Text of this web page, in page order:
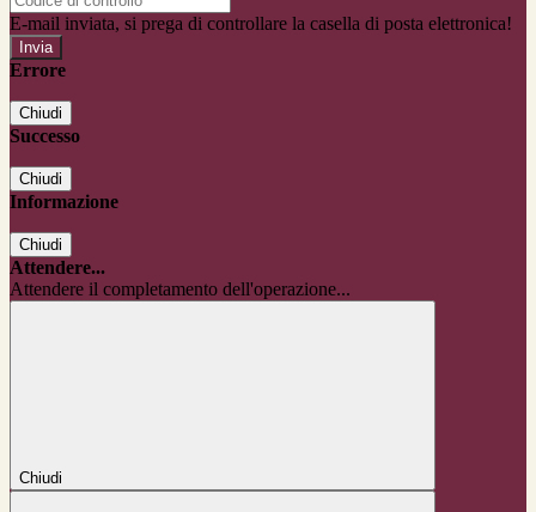
E-mail inviata, si prega di controllare la casella di posta elettronica!
Errore
Chiudi
Successo
Chiudi
Informazione
Chiudi
Attendere...
Attendere il completamento dell'operazione...
Chiudi